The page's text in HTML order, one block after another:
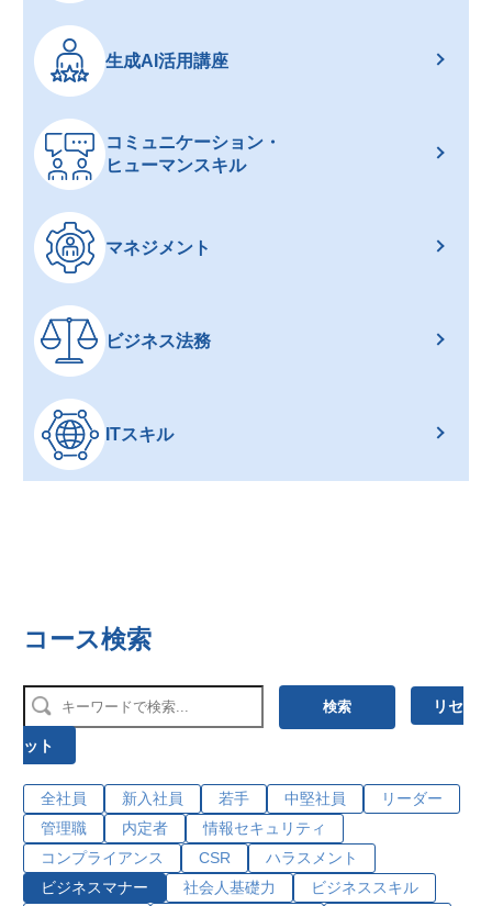
生成AI活用講座
コミュニケーション・
ヒューマンスキル
マネジメント
ビジネス法務
ITスキル
コース検索
検索 リセ
ット
全社員 新入社員 若手 中堅社員
リーダー
管理職
内定者
情報セキュリティ
コンプライアンス
CSR
ハラスメント
ビジネスマナー
社会人基礎力
ビジネススキル